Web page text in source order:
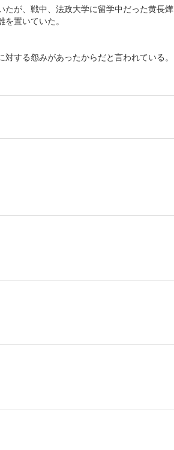
が、戦中、法政大学に留学中だった黄長燁
置いていた。
する怨みがあったからだと言われている。